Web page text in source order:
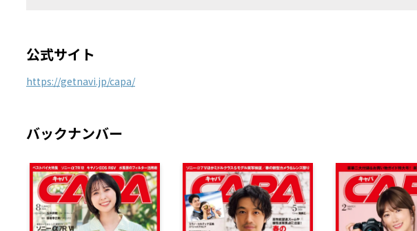
公式サイト
https://getnavi.jp/capa/
バックナンバー